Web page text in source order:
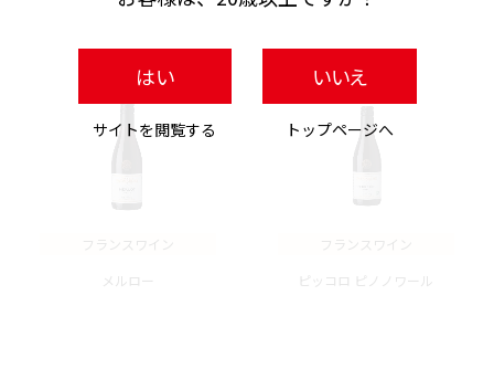
フランスワイン
メルロー
フランスワイン
ピッコロ ピノノワール
はい
サイトを閲覧する
いいえ
トップページへ